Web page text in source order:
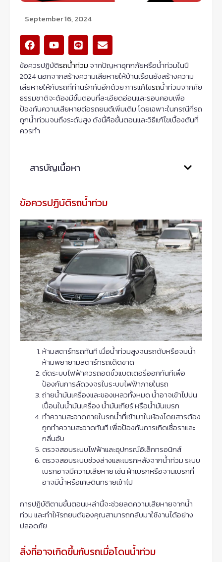
September 16, 2024
F
a
c
e
b
o
o
k
Y
o
u
t
u
b
e
L
i
n
e
E
n
v
e
l
o
p
e
ข้อควรปฏิบัติรถน้ำท่วม จากปัญหาอุทกภัยหรือน้ำท่วมในปี
2024 นอกจากสร้างความเสียหายให้บ้านเรือนยังสร้างความ
เสียหายให้กับรถที่ท่านรักกันอีกด้วย การแก้ไขรถน้ำท่วมจากภัย
ธรรมชาติจะต้องมีขั้นตอนที่ละเอียดอ่อนและรอบคอบเพื่อ
ป้องกันความเสียหายต่อรถยนต์เพิ่มเติม โดยเฉพาะในกรณีที่รถ
ถูกน้ำท่วมจนถึงระดับสูง ดังนี้คือขั้นตอนและวิธีแก้ไขเบื้องต้นที่
ควรทำ
สารบัญเนื้อหา
ข้อควรปฏิบัติรถน้ำท่วม
ห้ามสตาร์ทรถทันที เมื่อน้ำท่วมสูงจนรถดับหรือจมน้ำ
ห้ามพยายามสตาร์ทรถเด็ดขาด
ตัดระบบไฟฟ้าควรถอดขั้วแบตเตอรี่ออกทันทีเพื่อ
ป้องกันการลัดวงจรในระบบไฟฟ้าภายในรถ
ถ่ายน้ำมันเครื่องและของเหลวทั้งหมด น้ำอาจเข้าไปปน
เปื้อนในน้ำมันเครื่อง น้ำมันเกียร์ หรือน้ำมันเบรก
ทำความสะอาดภายในรถน้ำที่เข้ามาในห้องโดยสารต้อง
ถูกทำความสะอาดทันที เพื่อป้องกันการเกิดเชื้อราและ
กลิ่นอับ
ตรวจสอบระบบไฟฟ้าและอุปกรณ์อิเล็กทรอนิกส์
ตรวจสอบระบบช่วงล่างและเบรกหลังจากน้ำท่วม ระบบ
เบรกอาจมีความเสียหาย เช่น ผ้าเบรกหรือจานเบรกที่
อาจมีน้ำหรือเศษดินทรายเข้าไป
การปฏิบัติตามขั้นตอนเหล่านี้จะช่วยลดความเสียหายจากน้ำ
ท่วม และทำให้รถยนต์ของคุณสามารถกลับมาใช้งานได้อย่าง
ปลอดภัย
สิ่งที่อาจเกิดขึ้นกับรถเมื่อโดนน้ำท่วม